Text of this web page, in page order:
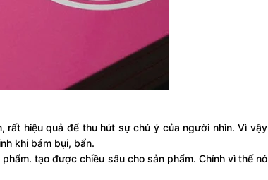
rất hiệu quả để thu hút sự chú ý của người nhìn. Vì vậy
khi bám bụi, bẩn.
tạo được chiều sâu cho sản phẩm. Chính vì thế nó